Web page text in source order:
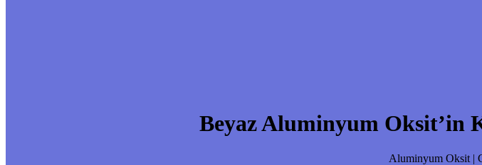
Beyaz Aluminyum Oksit’in
Aluminyum Oksit |